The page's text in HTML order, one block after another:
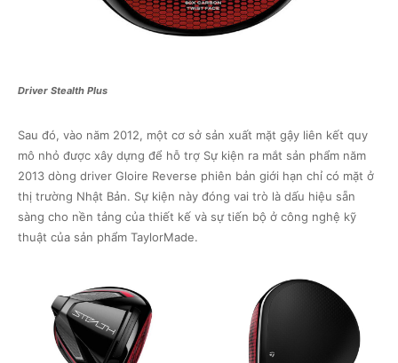
Driver Stealth Plus
Sau đó, vào năm 2012, một cơ sở sản xuất mặt gậy liên kết quy
mô nhỏ được xây dựng để hỗ trợ Sự kiện ra mắt sản phẩm năm
2013 dòng driver Gloire Reverse phiên bản giới hạn chỉ có mặt ở
thị trường Nhật Bản. Sự kiện này đóng vai trò là dấu hiệu sẵn
sàng cho nền tảng của thiết kế và sự tiến bộ ở công nghệ kỹ
thuật của sản phẩm TaylorMade.